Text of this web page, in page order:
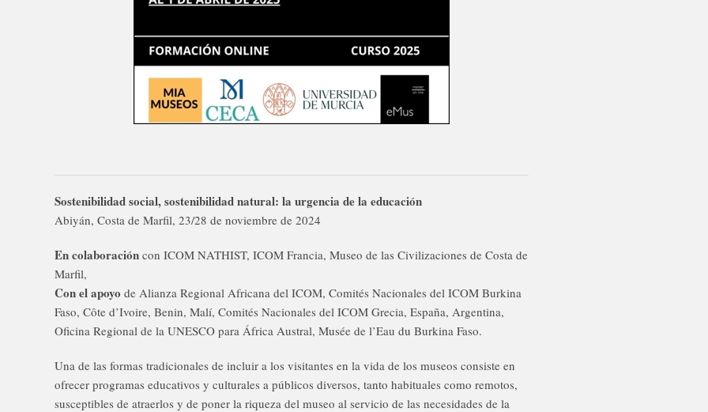
Sostenibilidad social, sostenibilidad natural: la urgencia de la educación
Abiyán, Costa de Marfil, 23/28 de noviembre de 2024
En colaboración con ICOM NATHIST, ICOM Francia, Museo de las Civilizaciones de Costa de
Marfil,
Con el apoyo de Alianza Regional Africana del ICOM, Comités Nacionales del ICOM Burkina
Faso, Côte d’Ivoire, Benin, Malí, Comités Nacionales del ICOM Grecia, España, Argentina,
Oficina Regional de la UNESCO para África Austral, Musée de l’Eau du Burkina Faso.
Una de las formas tradicionales de incluir a los visitantes en la vida de los museos consiste en
ofrecer programas educativos y culturales a públicos diversos, tanto habituales como remotos,
susceptibles de atraerlos y de poner la riqueza del museo al servicio de las necesidades de la